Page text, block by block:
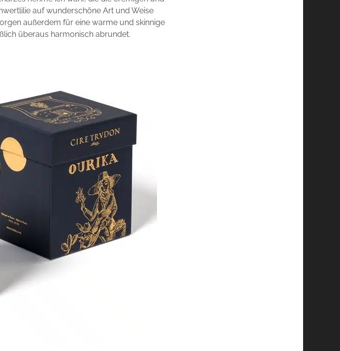
auf wunderschöne Art und Weise
außerdem für eine warme und skinnige
überaus harmonisch abrundet.